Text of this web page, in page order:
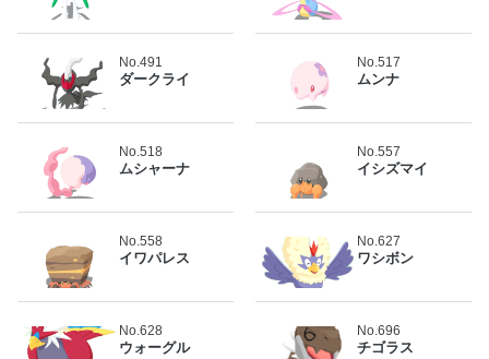
No.491
ダークライ
No.517
ムンナ
No.518
ムシャーナ
No.557
イシズマイ
No.558
イワパレス
No.627
ワシボン
No.628
ウォーグル
No.696
チゴラス